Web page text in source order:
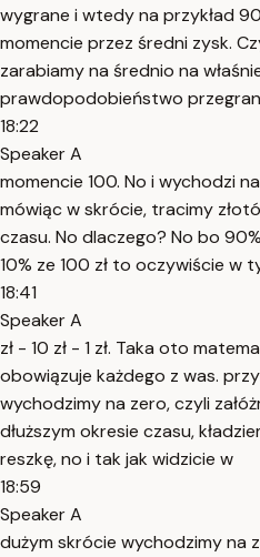
wygrane i wtedy na przykład
momencie przez średni zysk.
zarabiamy na średnio na
prawdopodobieństwo
18:22
Speaker A
momencie 100. No i wychodzi
mówiąc w skrócie, tracimy
czasu. No dlaczego? No bo
10% ze 100 zł to oczywiście w
18:41
Speaker A
zł - 10 zł - 1 zł. Taka oto
obowiązuje każdego z was.
wychodzimy na zero, czyli
dłuższym okresie czasu,
reszkę, no i tak jak widzicie w
18:59
Speaker A
dużym skrócie wychodzimy na